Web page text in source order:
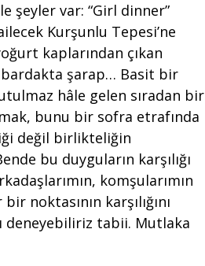
şeyler var: “Girl dinner”
Kurşunlu Tepesi’ne
kaplarından çıkan
şarap… Basit bir
hâle gelen sıradan bir
bunu bir sofra etrafında
değil birlikteliğin
bu duyguların karşılığı
komşularımın
noktasının karşılığını
deneyebiliriz tabii. Mutlaka